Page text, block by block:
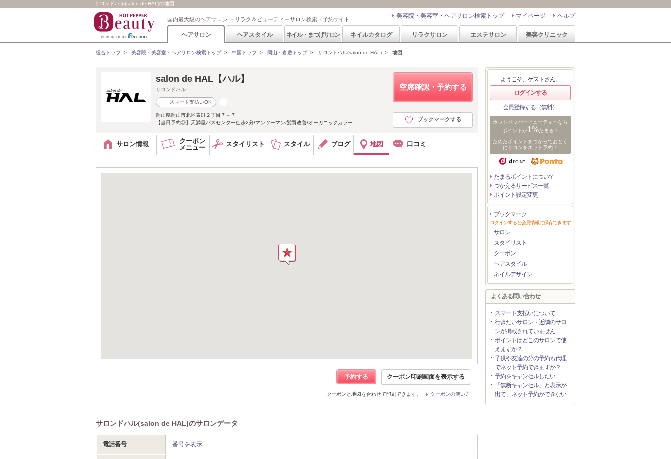
サロンドハル(salon de HAL)の地図
国内最大級のヘアサロン ・リラク＆ビューティーサロン検索・予約サイト ヘルプ
マイページ
美容院・美容室・ヘアサロン検索トップ
ヘアサロン ヘアスタイル ネイル・まつげサロン ネイルカタログ リラクサロン エステサロン 美容クリニック
総合トップ> 美容院・美容室・ヘアサロン検索トップ> 中国トップ> 岡山・倉敷トップ> サロンドハル(salon de HAL) > 地図
空席確認・予約する
ブックマークする
salon de HAL【ハル】
サロンドハル
スマート支払いOK
岡山県岡山市北区表町２丁目７－７
【当日予約◎】天満屋バスセンター徒歩2分/マンツーマン/髪質改善/オーガニックカラー
サロン情報
クーポン
メニュー
スタイリスト スタイル ブログ 地図 口コミ
予約する クーポン印刷画面を表示する
クーポンと地図を合わせて印刷できます。 クーポンの使い方
サロンドハル(salon de HAL)のサロンデータ
電話番号 番号を表示
ようこそ、ゲストさん。
ログインする
会員登録する（無料）
ホットペッパービューティーなら
ポイントが1%たまる！
ためたポイントをつかっておとく
にサロンをネット予約！
たまるポイントについて
つかえるサービス一覧
ポイント設定変更
ブックマーク
ログインすると会員情報に保存できます
サロン
スタイリスト
クーポン
ヘアスタイル
ネイルデザイン
よくある問い合わせ
スマート支払いについて
行きたいサロン・近隣のサロ
ンが掲載されていません
ポイントはどこのサロンで使
えますか？
子供や友達の分の予約も代理
でネット予約できますか？
予約をキャンセルしたい
「無断キャンセル」と表示が
出て、ネット予約ができない